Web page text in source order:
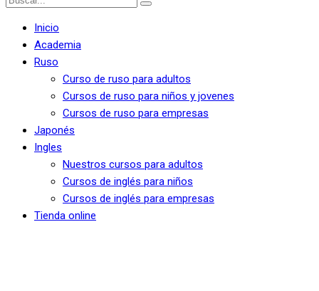
Inicio
Academia
Ruso
Curso de ruso para adultos
Cursos de ruso para niños y jovenes
Cursos de ruso para empresas
Japonés
Ingles
Nuestros cursos para adultos
Cursos de inglés para niños
Cursos de inglés para empresas
Tienda online